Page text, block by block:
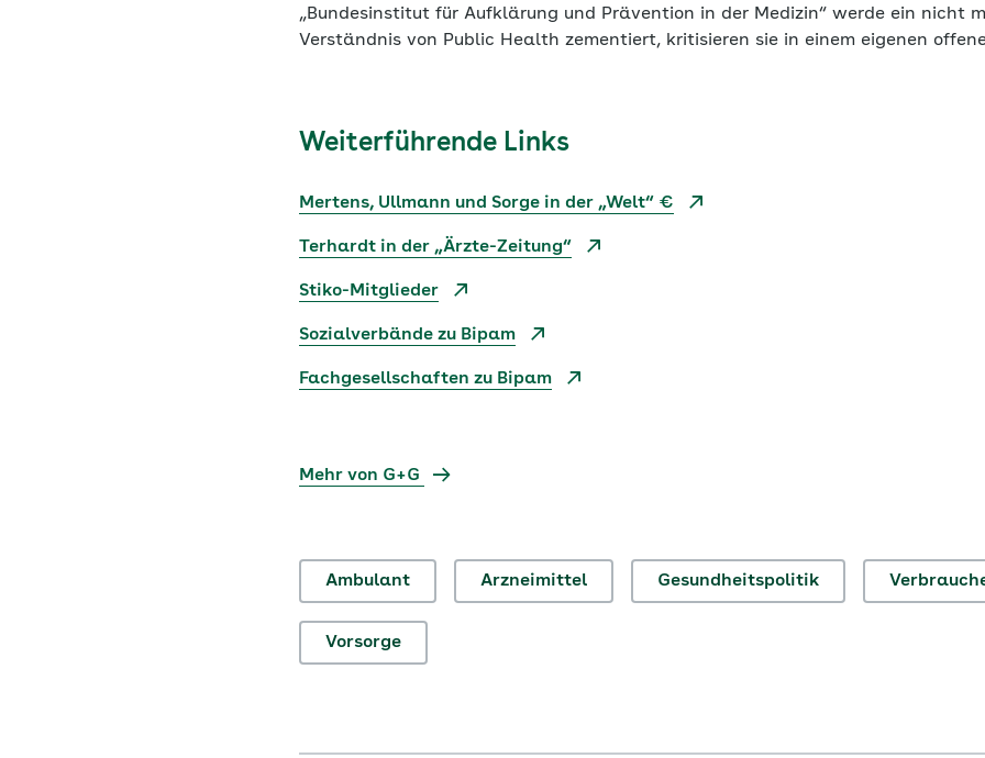
„Bundesinstitut für Aufklärung und Prävention in der Medizin“ werde ein nicht
Verständnis von Public Health zementiert, kritisieren sie in einem eigenen
Weiterführende Links
Mertens, Ullmann und Sorge in der „Welt“ €
Terhardt in der „Ärzte-Zeitung“
Stiko-Mitglieder
Sozialverbände zu Bipam
Fachgesellschaften zu Bipam
Mehr von G+G
Ambulant Arzneimittel Gesundheitspolitik
Vorsorge